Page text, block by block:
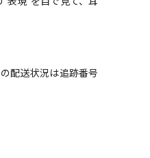
配送状況は追跡番号